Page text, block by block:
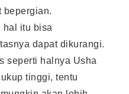
bepergian.
hal itu bisa
dapat dikurangi.
seperti halnya Usha
tinggi, tentu